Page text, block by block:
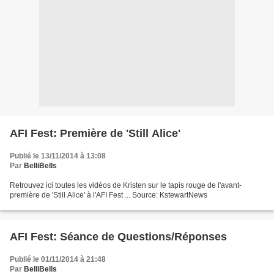
AFI Fest: Première de 'Still Alice'
Publié le 13/11/2014 à 13:08
Par BelliBells
Retrouvez ici toutes les vidéos de Kristen sur le tapis rouge de l'avant-
première de 'Still Alice' à l'AFI Fest ... Source: KstewartNews
AFI Fest: Séance de Questions/Réponses
Publié le 01/11/2014 à 21:48
Par BelliBells